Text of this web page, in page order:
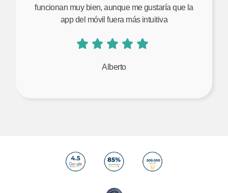
funcionan muy bien, aunque me gustaría que la
app del móvil fuera más intuitiva
Alberto